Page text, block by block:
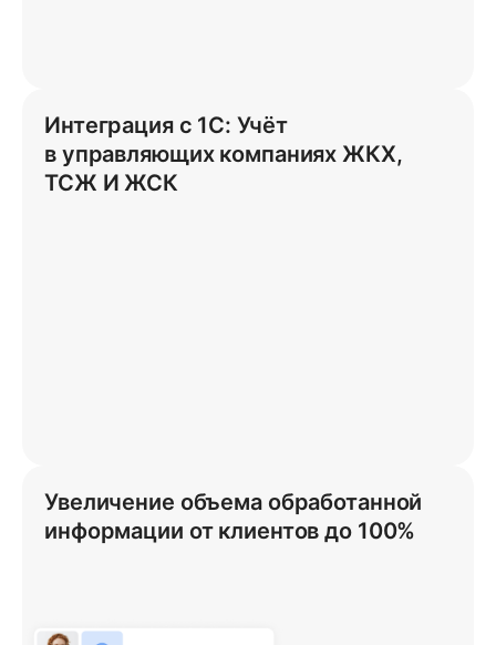
Интеграция с 1C: Учёт
в управляющих компаниях ЖКХ,
ТСЖ И ЖСК
Увеличение объема обработанной
информации от клиентов до 100%